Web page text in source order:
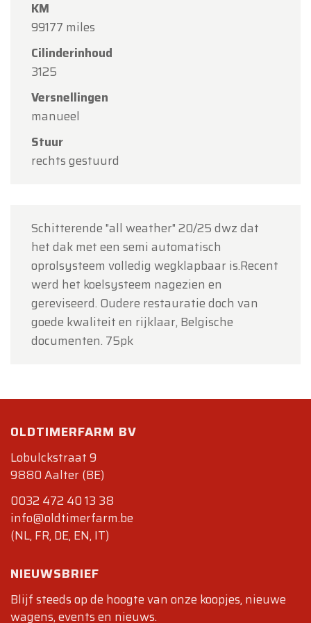
KM
99177 miles
Cilinderinhoud
3125
Versnellingen
manueel
Stuur
rechts gestuurd
Schitterende "all weather" 20/25 dwz dat
het dak met een semi automatisch
oprolsysteem volledig wegklapbaar is.Recent
werd het koelsysteem nagezien en
gereviseerd. Oudere restauratie doch van
goede kwaliteit en rijklaar, Belgische
documenten. 75pk
OLDTIMERFARM BV
Lobulckstraat 9
9880 Aalter (BE)
0032 472 40 13 38
info@oldtimerfarm.be
(NL, FR, DE, EN, IT)
NIEUWSBRIEF
Blijf steeds op de hoogte van onze koopjes, nieuwe
wagens, events en nieuws.
Team Oldtimerfarm